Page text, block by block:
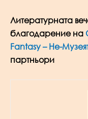
Литературната
благодарение на
Fantasy – Не-
партньори